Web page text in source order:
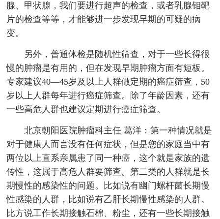
腺、甲状腺，我们要进行超声的检查，或者乳腺钼靶
片的检查等等，才能够进一步发现早期的可疑的病
变。
另外，普通体检是随机性筛查，对于一些长得很
慢的肿瘤是有用的，但在发现早期肿瘤方面有短板。
专家建议40—45岁及以上人群做定期的癌症筛查，50
岁以上人群每年进行癌症筛查。除了年龄因素，还有
一些高危人群也建议定期进行癌症筛查。
北京朝阳医院肿瘤科主任 葛洋：第一种情况就是
对于健康人而言没有任何症状，但是您的家庭当中有
两位以上直系亲属患了同一种癌，这个就是家族的遗
传性，这属于高危人群要筛查。第二类的人群就是长
期慢性的感染性的问题。比如说有幽门螺杆菌长期慢
性感染的人群，比如说有乙肝长期慢性感染的人群。
比方说工作长期接触石棉、粉尘，还有一些长期接触